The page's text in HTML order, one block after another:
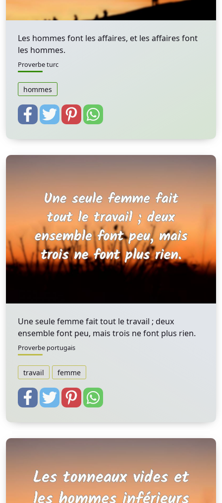
Les hommes font les affaires, et les affaires font
les hommes.
Proverbe turc
hommes
Une seule femme fait tout le travail ; deux
ensemble font peu, mais trois ne font plus rien.
Proverbe portugais
travail femme